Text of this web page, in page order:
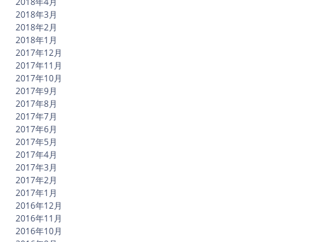
2018年3月
2018年2月
2018年1月
2017年12月
2017年11月
2017年10月
2017年9月
2017年8月
2017年7月
2017年6月
2017年5月
2017年4月
2017年3月
2017年2月
2017年1月
2016年12月
2016年11月
2016年10月